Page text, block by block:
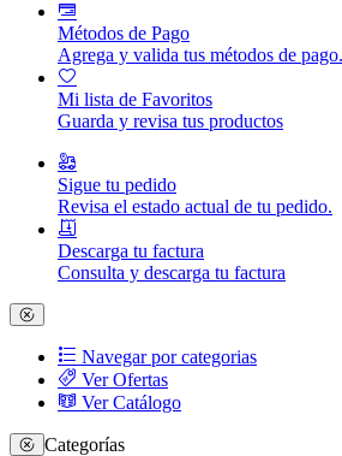
Métodos de Pago
Agrega y valida tus métodos de pago.
Mi lista de Favoritos
Guarda y revisa tus productos
Sigue tu pedido
Revisa el estado actual de tu pedido.
Descarga tu factura
Consulta y descarga tu factura
Navegar por categorias
Ver Ofertas
Ver Catálogo
Categorías